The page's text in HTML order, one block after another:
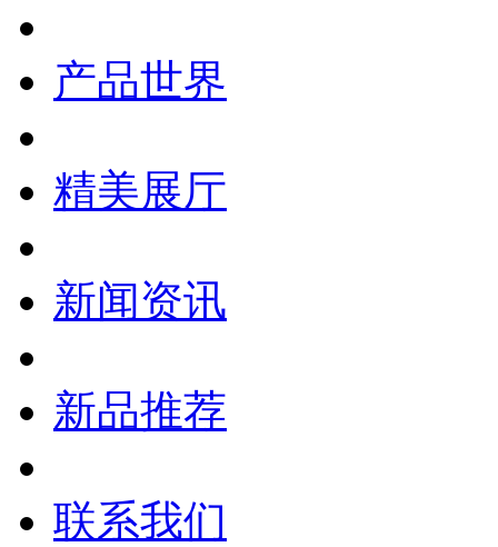
产品世界
精美展厅
新闻资讯
新品推荐
联系我们